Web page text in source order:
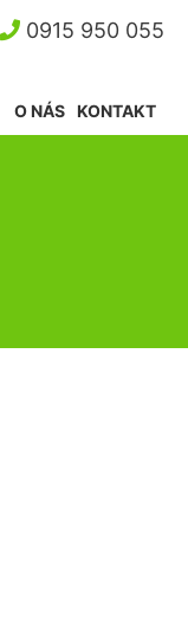
0915 950 055
KONTAKT
O NÁS